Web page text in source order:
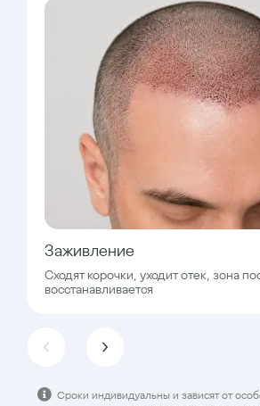
Заживление
Сходят корочки, уходит отек, зона
восстанавливается
Сроки индивидуальны и зависят от